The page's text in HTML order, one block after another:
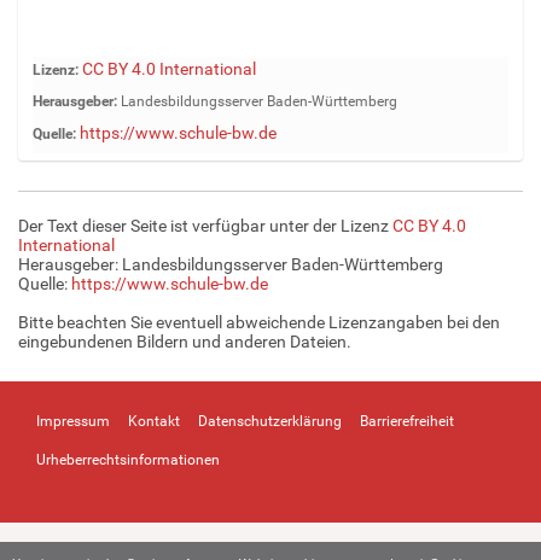
Z
e
g
e
B
l
d
i
v
l
e
ö
Lizenz: CC BY 4.0 International
Herausgeber: Landesbildungsserver Baden-Württemberg
Quelle: https://www.schule-bw.de
Der Text dieser Seite ist verfügbar unter der LizenzCC BY 4.0
International
Herausgeber: Landesbildungsserver Baden-Württemberg
Quelle: https://www.schule-bw.de
Bitte beachten Sie eventuell abweichende Lizenzangaben bei den
eingebundenen Bildern und anderen Dateien.
Impressum Kontakt Datenschutzerklärung Barrierefreiheit
Urheberrechtsinformationen